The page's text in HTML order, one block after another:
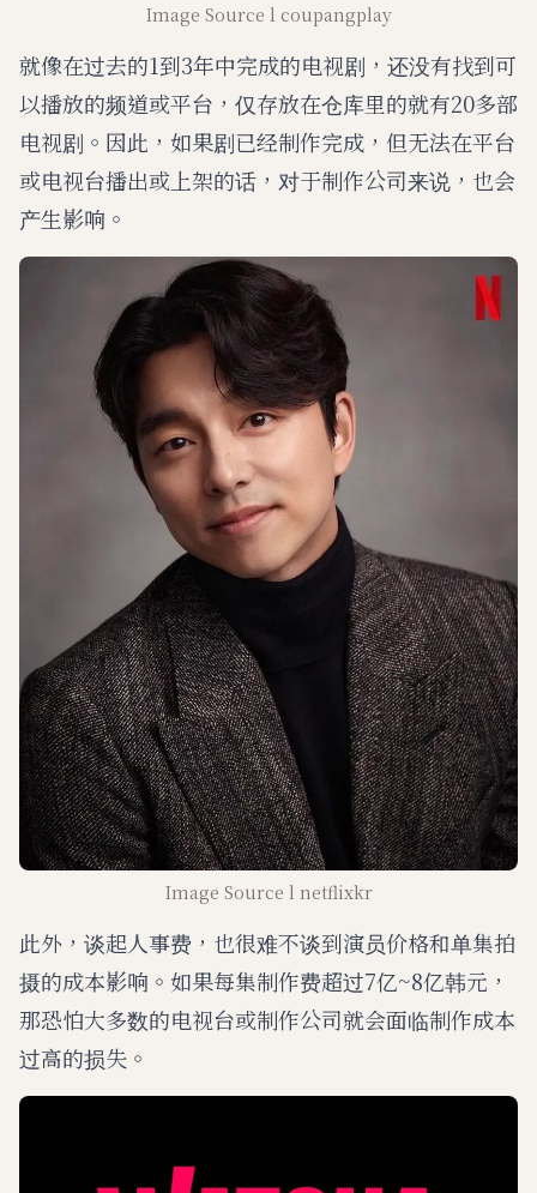
Image Source l coupangplay
就像在过去的1到3年中完成的电视剧，还没有找到可
以播放的频道或平台，仅存放在仓库里的就有20多部
电视剧。因此，如果剧已经制作完成，但无法在平台
或电视台播出或上架的话，对于制作公司来说，也会
产生影响。
Image Source l netflixkr
此外，谈起人事费，也很难不谈到演员价格和单集拍
摄的成本影响。如果每集制作费超过7亿~8亿韩元，
那恐怕大多数的电视台或制作公司就会面临制作成本
过高的损失。